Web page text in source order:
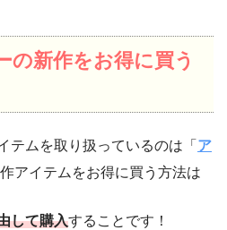
の新作をお得に買う
テムを取り扱っているのは「 ア
アイテムをお得に買う方法は
して購入することです！